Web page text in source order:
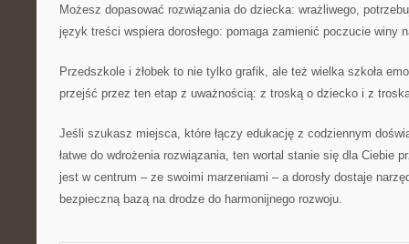
Możesz dopasować rozwiązania do dziecka: wrażliwego,
język treści wspiera dorosłego: pomaga zamienić poczucie winy
Przedszkole i żłobek to nie tylko grafik, ale też wielka szkoła
przejść przez ten etap z uważnością: z troską o dziecko i z
Jeśli szukasz miejsca, które łączy edukację z codziennym
łatwe do wdrożenia rozwiązania, ten wortal stanie się dla Ciebie
jest w centrum – ze swoimi marzeniami – a dorosły dostaje
bezpieczną bazą na drodze do harmonijnego rozwoju.